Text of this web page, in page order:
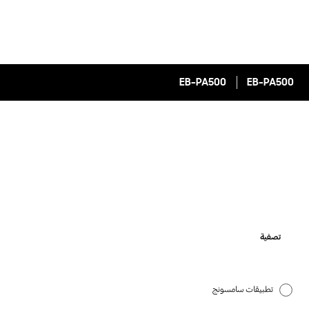
EB-PA500
EB-PA500
تصفية
تطبيقات سامسونج